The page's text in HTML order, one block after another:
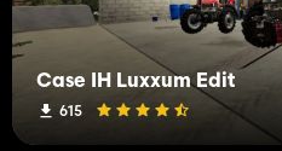
Case IH Luxxum Edit
615